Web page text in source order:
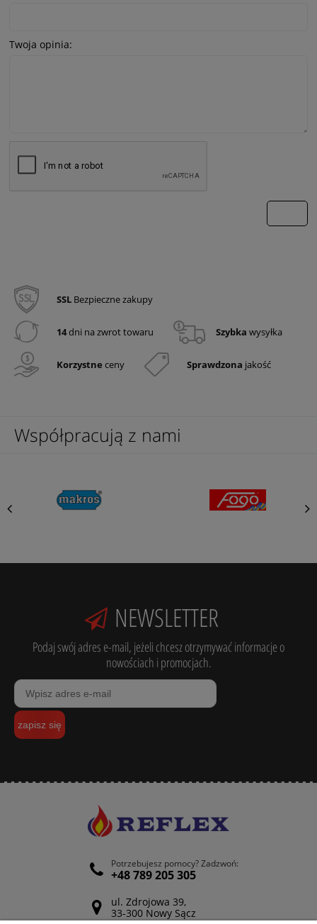
Twoja opinia:
SSL Bezpieczne zakupy
14dni na zwrot towaru Szybka wysyłka
Korzystne ceny Sprawdzona jakość
Współpracują z nami
NEWSLETTER
Podaj swój adres e-mail, jeżeli chcesz otrzymywać informacje o
nowościach i promocjach.
zapisz się
Potrzebujesz pomocy? Zadzwoń:
+48 789 205 305
ul. Zdrojowa 39,
33-300 Nowy Sącz